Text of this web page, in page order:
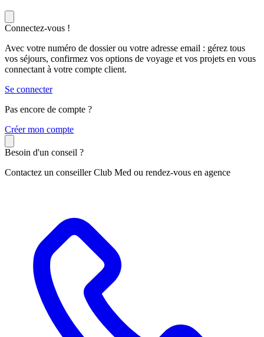
Connectez-vous !
Avec votre numéro de dossier ou votre adresse email : gérez tous
vos séjours, confirmez vos options de voyage et vos projets en vous
connectant à votre compte client.
Se connecter
Pas encore de compte ?
Créer mon compte
Besoin d'un conseil ?
Contactez un conseiller Club Med ou rendez-vous en agence